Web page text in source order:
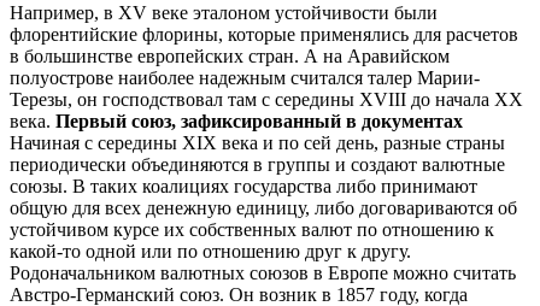
Например, в XV веке эталоном устойчивости были
флорентийские флорины, которые применялись для расчетов
в большинстве европейских стран. А на Аравийском
полуострове наиболее надежным считался талер Марии-
Терезы, он господствовал там с середины XVIII до начала XX
века. Первый союз, зафиксированный в документах
Начиная с середины XIX века и по сей день, разные страны
периодически объединяются в группы и создают валютные
союзы. В таких коалициях государства либо принимают
общую для всех денежную единицу, либо договариваются об
устойчивом курсе их собственных валют по отношению к
какой-то одной или по отношению друг к другу.
Родоначальником валютных союзов в Европе можно считать
Австро-Германский союз. Он возник в 1857 году, когда